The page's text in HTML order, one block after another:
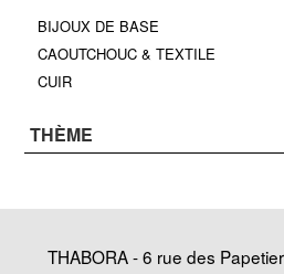
BIJOUX DE BASE
CAOUTCHOUC & TEXTILE
CUIR
THÈME
THABORA - 6 rue des